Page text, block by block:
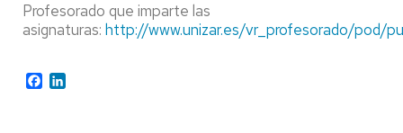
Profesorado que imparte las
asignaturas: http://www.unizar.es/vr_profesorado/pod/
Facebook